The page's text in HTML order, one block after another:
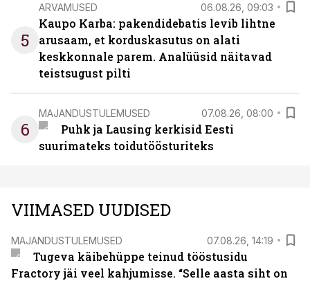
5
ARVAMUSED 06.08.26, 09:03
Kaupo Karba: pakendidebatis levib lihtne
arusaam, et korduskasutus on alati
keskkonnale parem. Analüüsid näitavad
teistsugust pilti
6
MAJANDUSTULEMUSED 07.08.26, 08:00
Puhk ja Lausing kerkisid Eesti
suurimateks toidutöösturiteks
VIIMASED UUDISED
MAJANDUSTULEMUSED 07.08.26, 14:19
Tugeva käibehüppe teinud tööstusidu
Fractory jäi veel kahjumisse. “Selle aasta siht on